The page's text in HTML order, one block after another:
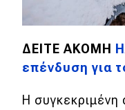
Νέα
Παρουσιάσεις
ΔΕΙΤΕ ΑΚΟΜΗ
επένδυση για
Η συγκεκριμένη